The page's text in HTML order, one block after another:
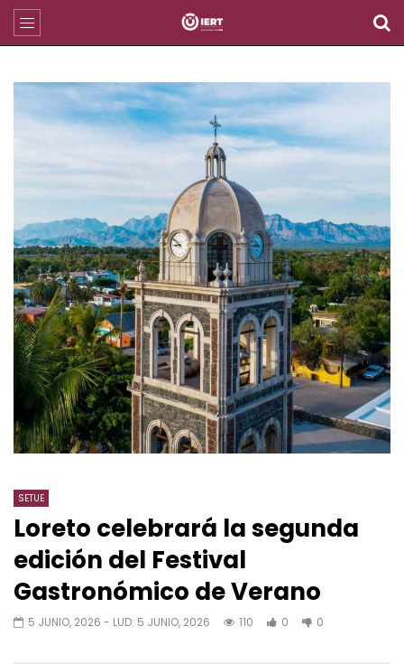
SETUE
Loreto celebrará la segunda
edición del Festival
Gastronómico de Verano
5 JUNIO, 2026 - LUD: 5 JUNIO, 2026 110 0 0